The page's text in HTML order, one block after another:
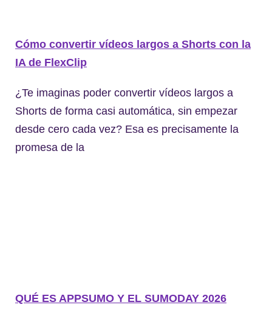
Cómo convertir vídeos largos a Shorts con la
IA de FlexClip
¿Te imaginas poder convertir vídeos largos a
Shorts de forma casi automática, sin empezar
desde cero cada vez? Esa es precisamente la
promesa de la
QUÉ ES APPSUMO Y EL SUMODAY 2026